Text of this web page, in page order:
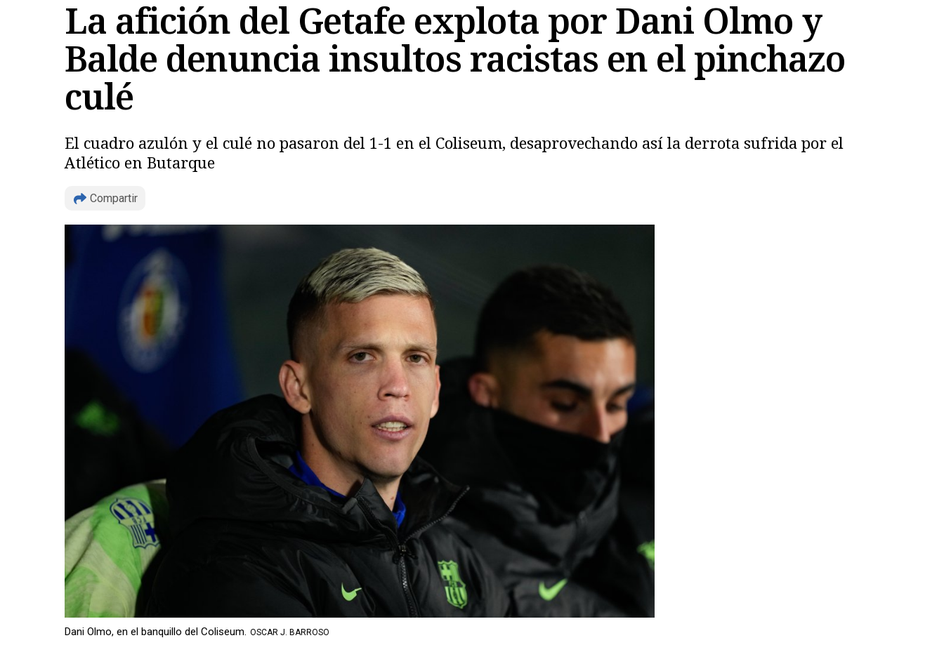
La afición del Getafe explota por Dani Olmo y
Balde denuncia insultos racistas en el pinchazo
culé
El cuadro azulón y el culé no pasaron del 1-1 en el Coliseum, desaprovechando así la derrota sufrida por el
Atlético en Butarque
Compartir
Dani Olmo, en el banquillo del Coliseum. OSCAR J. BARROSO